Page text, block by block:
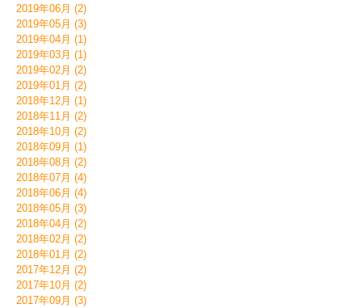
2019年06月 (2)
2019年05月 (3)
2019年04月 (1)
2019年03月 (1)
2019年02月 (2)
2019年01月 (2)
2018年12月 (1)
2018年11月 (2)
2018年10月 (2)
2018年09月 (1)
2018年08月 (2)
2018年07月 (4)
2018年06月 (4)
2018年05月 (3)
2018年04月 (2)
2018年02月 (2)
2018年01月 (2)
2017年12月 (2)
2017年10月 (2)
2017年09月 (3)